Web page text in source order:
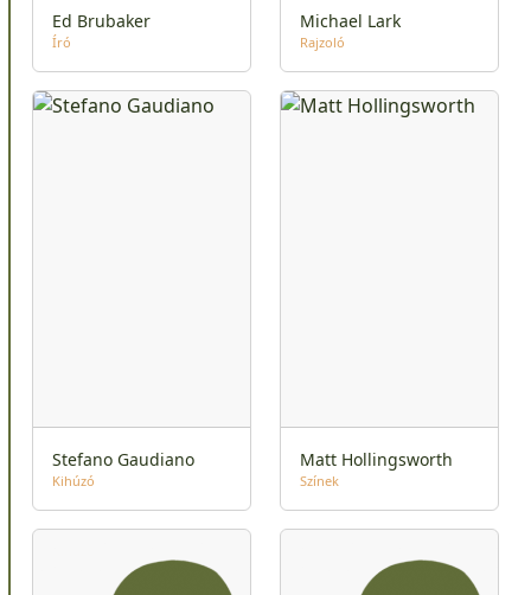
Ed Brubaker
Író
Michael Lark
Rajzoló
Stefano Gaudiano
Kihúzó
Matt Hollingsworth
Színek